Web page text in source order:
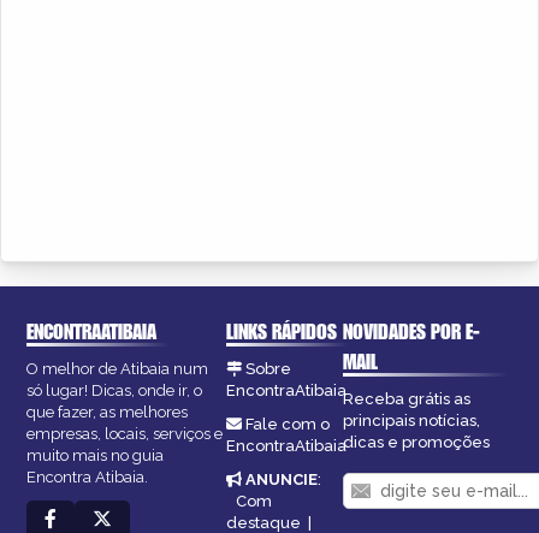
ENCONTRAATIBAIA
O melhor de Atibaia num
só lugar! Dicas, onde ir, o
que fazer, as melhores
empresas, locais, serviços e
muito mais no guia
Encontra Atibaia.
LINKS RÁPIDOS
Sobre
EncontraAtibaia
Fale com o
EncontraAtibaia
ANUNCIE:
Com
destaque |
NOVIDADES POR E-
MAIL
Receba grátis as
principais notícias,
dicas e promoções